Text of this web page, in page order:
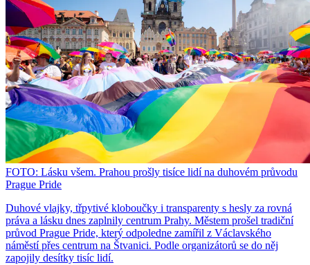
FOTO: Lásku všem. Prahou prošly tisíce lidí na duhovém průvodu
Prague Pride
Duhové vlajky, třpytivé kloboučky i transparenty s hesly za rovná
práva a lásku dnes zaplnily centrum Prahy. Městem prošel tradiční
průvod Prague Pride, který odpoledne zamířil z Václavského
náměstí přes centrum na Štvanici. Podle organizátorů se do něj
zapojily desítky tisíc lidí.